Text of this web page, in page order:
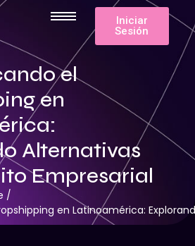
Iniciar
Sesión
el
en
Alternativas
Empresarial
/
en Latinoamérica: